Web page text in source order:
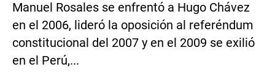
Manuel Rosales se enfrentó a Hugo Chávez
en el 2006, lideró la oposición al referéndum
constitucional del 2007 y en el 2009 se exilió
en el Perú,...